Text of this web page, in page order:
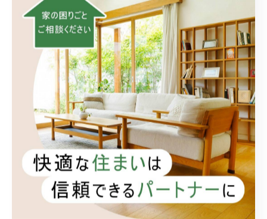
3. おうち工房たぐちを検討するときの
実務チェック
具体的におうち工房たぐちを候補に入れるなら、以下の
実務ポイントを先に確認しましょう。
公式に公開された連絡手段・対応エリア・受付時
間
写真やテキストでの事前相談可否（なんでもリフ
ォームの相談効率化）
見積書の形式と内訳項目（「リフォーム 費用」
の妥当性判断）
追加作業時の合意方法と記録手段